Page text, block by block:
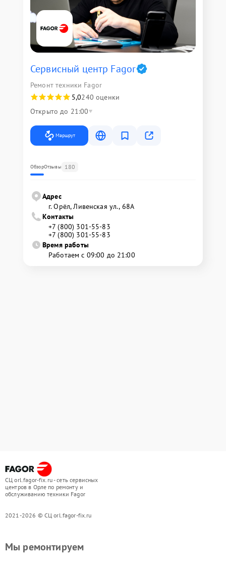
Сервисный центр Fagor
Ремонт техники Fagor
5,0240 оценки
Открыто до 21:00
Маршрут
ОбзорОтзывы 180
Адрес
г. Орёл, Ливенская ул., 68А
Контакты
+7 (800) 301-55-83
+7 (800) 301-55-83
Время работы
Работаем с 09:00 до 21:00
СЦ orl.fagor-fix.ru - сеть сервисных
центров в Орле по ремонту и
обслуживанию техники Fagor
2021-2026 © СЦ orl.fagor-fix.ru
Мы ремонтируем